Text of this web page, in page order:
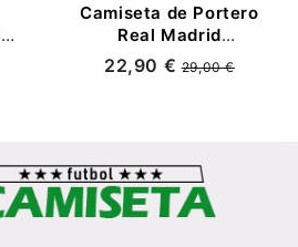
Camiseta de Portero
Real Madrid
2025/2026 Azul Niño
Kit con Parche HP
22,90 €29,00 €